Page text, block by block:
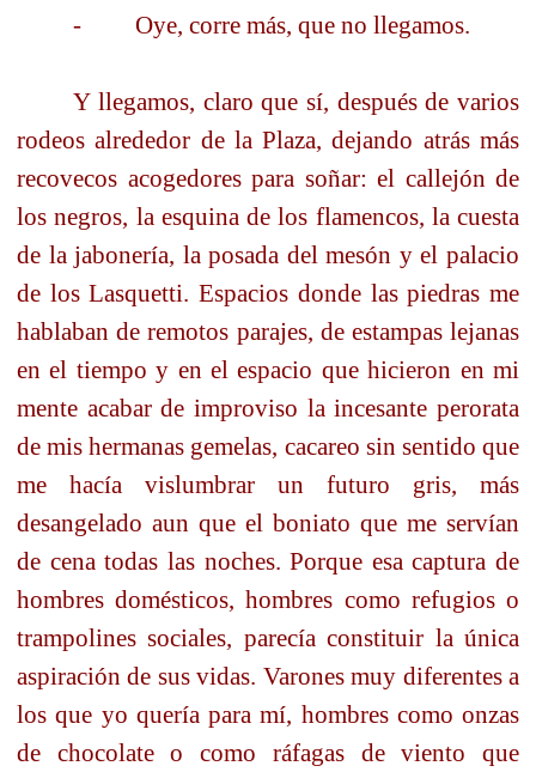
-
Oye, corre más, que no llegamos.
Y llegamos, claro que sí, después de varios
rodeos alrededor de la Plaza, dejando atrás más
recovecos acogedores para soñar: el callejón de
los negros, la esquina de los flamencos, la cuesta
de la jabonería, la posada del mesón y el palacio
de los Lasquetti. Espacios donde las piedras me
hablaban de remotos parajes, de estampas lejanas
en el tiempo y en el espacio que hicieron en mi
mente acabar de improviso la incesante perorata
de mis hermanas gemelas, cacareo sin sentido que
me hacía vislumbrar un futuro gris, más
desangelado aun que el boniato que me servían
de cena todas las noches. Porque esa captura de
hombres domésticos, hombres como refugios o
trampolines sociales, parecía constituir la única
aspiración de sus vidas. Varones muy diferentes a
los que yo quería para mí, hombres como onzas
de chocolate o como ráfagas de viento que